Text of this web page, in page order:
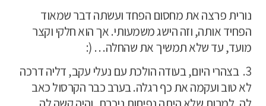
נורית פרצה את מחסום הפחד ועשתה דבר שמאוד
הפחיד אותה, וזה הישג משמעותי. אך הוא חלקי וקצר
מועד, עד שלא תמשיך את שהחלה… (:
3. בצהרי היום, בעודה הולכת עם נעלי עקב, דליה דרכה
לא טוב ועקמה את כף רגלה. בערב כבר הקרסול כאב